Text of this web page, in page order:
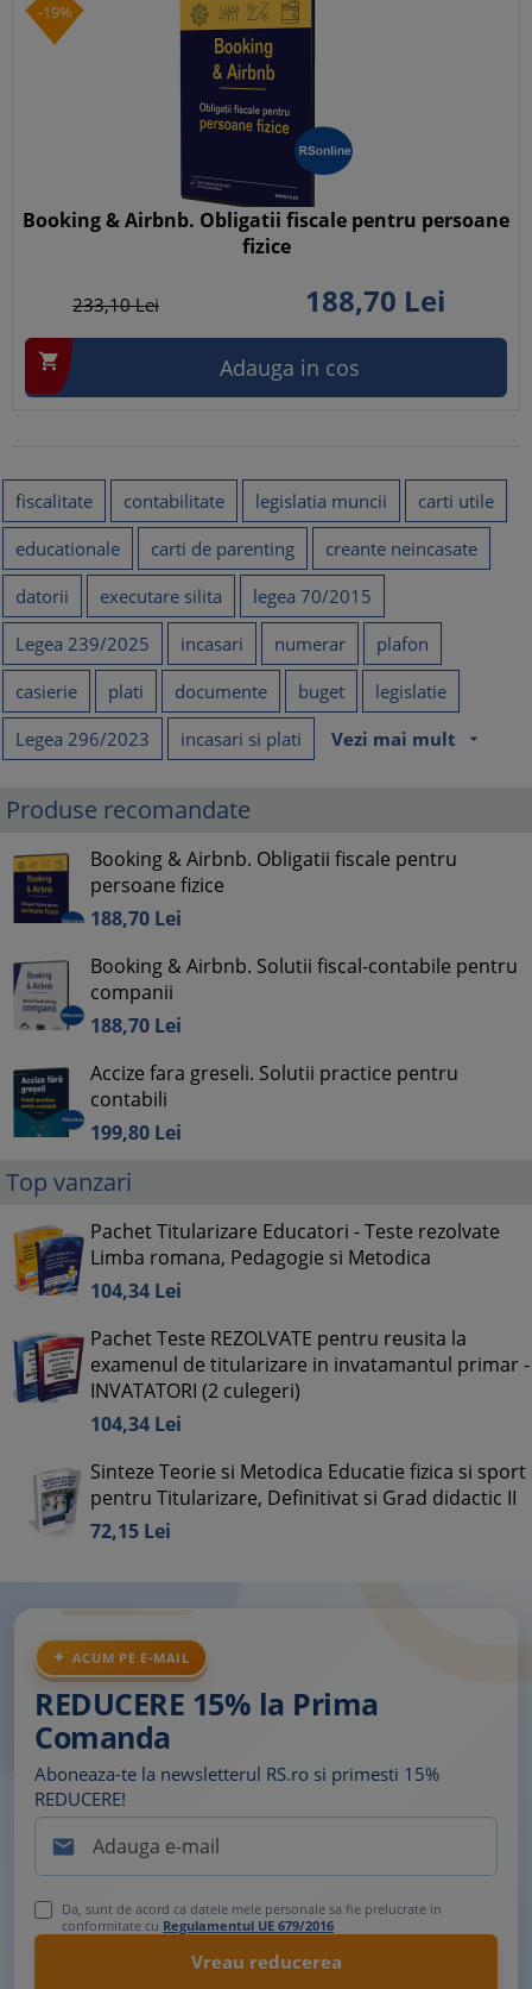
-19%
Booking & Airbnb. Obligatii fiscale pentru persoane
fizice
233,10Lei 188,70 Lei
 Adauga in cos
fiscalitate contabilitate legislatia muncii
carti utile
educationale
carti de parenting
creante neincasate
datorii
executare silita
legea 70/2015
Legea 239/2025
incasari numerar
plafon
casierie
plati documente buget
legislatie
Legea 296/2023
incasari si plati Vezi mai mult arrow_drop_down
Produse recomandate
Booking & Airbnb. Obligatii fiscale pentru
persoane fizice
188,70 Lei
Booking & Airbnb. Solutii fiscal-contabile pentru
companii
188,70 Lei
Accize fara greseli. Solutii practice pentru
contabili
199,80 Lei
Top vanzari
Pachet Titularizare Educatori - Teste rezolvate
Limba romana, Pedagogie si Metodica
104,34 Lei
Pachet Teste REZOLVATE pentru reusita la
examenul de titularizare in invatamantul primar -
INVATATORI (2 culegeri)
104,34 Lei
Sinteze Teorie si Metodica Educatie fizica si sport
pentru Titularizare, Definitivat si Grad didactic II
72,15 Lei
ACUM PE E-MAIL
REDUCERE 15% la Prima
Comanda
Aboneaza-te la newsletterul RS.ro si primesti 15%
REDUCERE!

Da, sunt de acord ca datele mele personale sa fie prelucrate in
conformitate cu Regulamentul UE 679/2016